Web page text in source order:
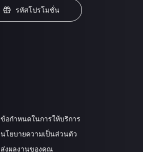
รหัสโปรโมชั่น
ข้อกำหนดในการให้บริการ
นโยบายความเป็นส่วนตัว
ส่งผลงานของคุณ